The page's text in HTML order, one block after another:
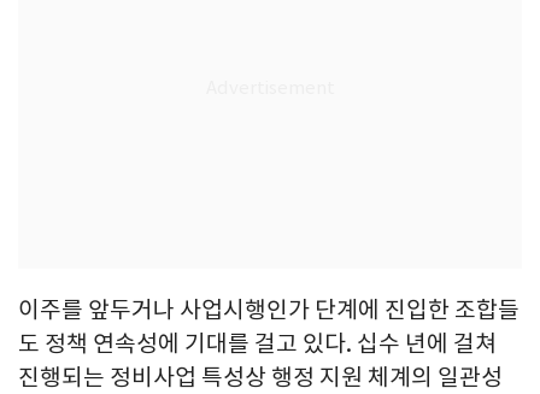
이주를 앞두거나 사업시행인가 단계에 진입한 조합들
도 정책 연속성에 기대를 걸고 있다. 십수 년에 걸쳐
진행되는 정비사업 특성상 행정 지원 체계의 일관성